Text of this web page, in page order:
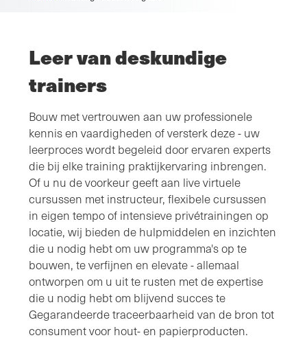
Leer van deskundige
trainers
Bouw met vertrouwen aan uw professionele
kennis en vaardigheden of versterk deze - uw
leerproces wordt begeleid door ervaren experts
die bij elke training praktijkervaring inbrengen.
Of u nu de voorkeur geeft aan live virtuele
cursussen met instructeur, flexibele cursussen
in eigen tempo of intensieve privétrainingen op
locatie, wij bieden de hulpmiddelen en inzichten
die u nodig hebt om uw programma's op te
bouwen, te verfijnen en elevate - allemaal
ontworpen om u uit te rusten met de expertise
die u nodig hebt om blijvend succes te
Gegarandeerde traceerbaarheid van de bron tot
consument voor hout- en papierproducten.